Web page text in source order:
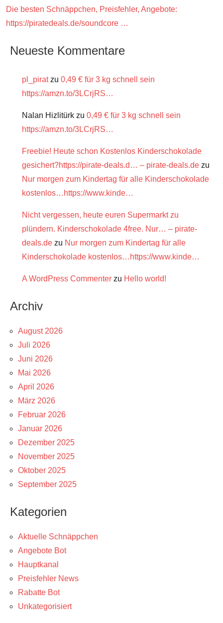
Die besten Schnäppchen, Preisfehler, Angebote:
https://piratedeals.de/soundcore …
Neueste Kommentare
pl_piratzu 0,49 € für 3 kg schnell sein
https://amzn.to/3LCrjRS…
Nalan Hizlitürk zu 0,49 € für 3 kg schnell sein
https://amzn.to/3LCrjRS…
Freebie! Heute schon Kostenlos Kinderschokolade
gesichert?https://pirate-deals.d… – pirate-deals.de zu
Nur morgen zum Kindertag für alle Kinderschokolade
kostenlos…https://www.kinde…
Nicht vergessen, heute euren Supermarkt zu
plündern. Kinderschokolade 4free. Nur… – pirate-
deals.de zu Nur morgen zum Kindertag für alle
Kinderschokolade kostenlos…https://www.kinde…
A WordPress Commenter zu Hello world!
Archiv
August 2026
Juli 2026
Juni 2026
Mai 2026
April 2026
März 2026
Februar 2026
Januar 2026
Dezember 2025
November 2025
Oktober 2025
September 2025
Kategorien
Aktuelle Schnäppchen
Angebote Bot
Hauptkanal
Preisfehler News
Rabatte Bot
Unkategorisiert